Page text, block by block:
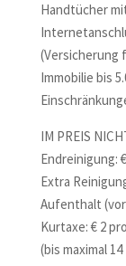
Handtücher
(Versicherung
Immobilie bis
IM PREIS
Endreinigung:
Extra
Aufenthalt
Kurtaxe: € 2
(bis maximal